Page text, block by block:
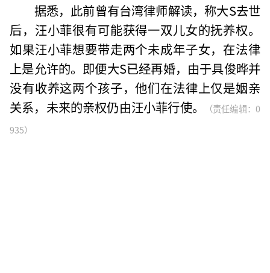
据悉，此前曾有台湾律师解读，称大S去世
后，汪小菲很有可能获得一双儿女的抚养权。
如果汪小菲想要带走两个未成年子女，在法律
上是允许的。即便大S已经再婚，由于具俊晔并
没有收养这两个孩子，他们在法律上仅是姻亲
关系，未来的亲权仍由汪小菲行使。
（责任编辑：0
935）